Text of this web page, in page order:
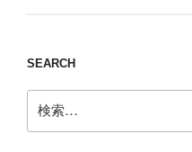
SEARCH
索: